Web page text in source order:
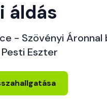
áldás
- Szövényi
Eszter